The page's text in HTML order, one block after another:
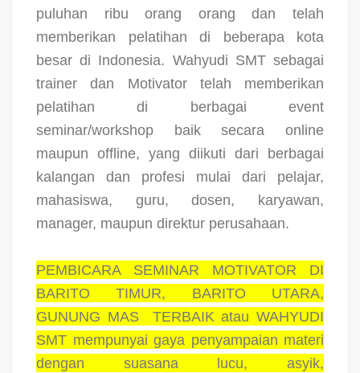
puluhan ribu orang orang dan telah
memberikan pelatihan di beberapa kota
besar di Indonesia. Wahyudi SMT sebagai
trainer dan Motivator telah memberikan
pelatihan di berbagai event
seminar/workshop baik secara online
maupun offline, yang diikuti dari berbagai
kalangan dan profesi mulai dari pelajar,
mahasiswa, guru, dosen, karyawan,
manager, maupun direktur perusahaan.
PEMBICARA SEMINAR MOTIVATOR DI
BARITO TIMUR, BARITO UTARA,
GUNUNG MAS
TERBAIK atau WAHYUDI
SMT mempunyai gaya penyampaian materi
dengan suasana lucu, asyik,